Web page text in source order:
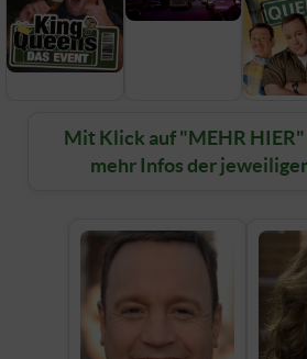
Mit Klick auf "MEHR HIER"
mehr Infos der